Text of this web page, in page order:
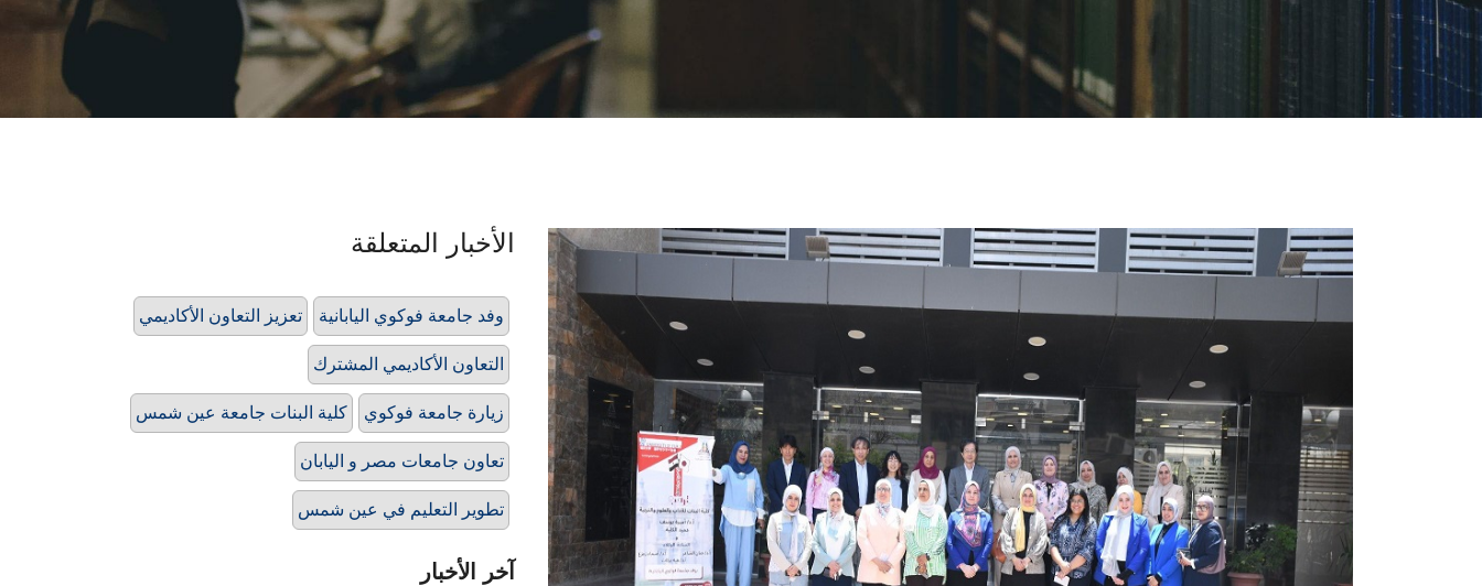
الأخبار المتعلقة
تعزيز التعاون الأكاديمي وفد جامعة فوكوي اليابانية
التعاون الأكاديمي المشترك
كلية البنات جامعة عين شمس زيارة جامعة فوكوي
تعاون جامعات مصر و اليابان
تطوير التعليم في عين شمس
آخر الأخبار